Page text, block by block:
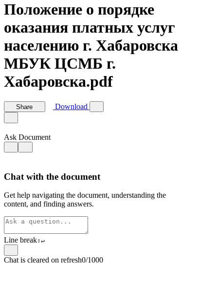
Положение о порядке
оказания платных услуг
населению г. Хабаровска
МБУК ЦСМБ г.
Хабаровска.pdf
Share Download
Ask Document
Chat with the document
Get help navigating the document, understanding the
content, and finding answers.
Line break⇧↵
Chat is cleared on refresh0/1000